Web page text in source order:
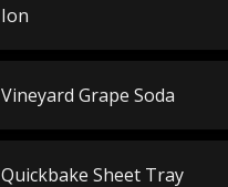
Ion
Vineyard Grape Soda
Quickbake Sheet Tray